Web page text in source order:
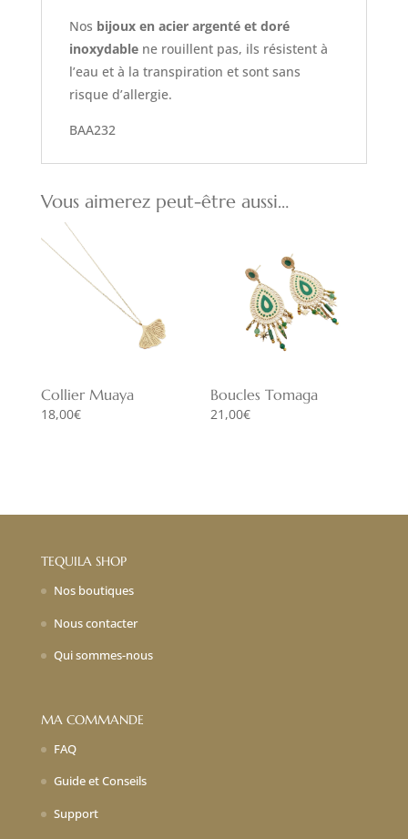
Nos bijoux en acier argenté et doré
inoxydablene rouillent pas, ils résistent à
l’eau et à la transpiration et sont sans
risque d’allergie.
BAA232
Vous aimerez peut-être aussi…
Collier Muaya
18,00€
Boucles Tomaga
21,00€
TEQUILA SHOP
Nos boutiques
Nous contacter
Qui sommes-nous
MA COMMANDE
FAQ
Guide et Conseils
Support